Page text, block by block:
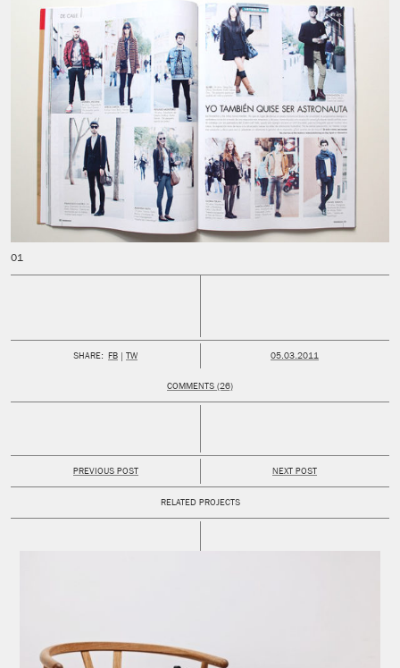
SHARE: FB TW PUBLISHED:
05.03.2011
COMMENTS (26)
PREVIOUS POST NEXT POST
RELATED PROJECTS